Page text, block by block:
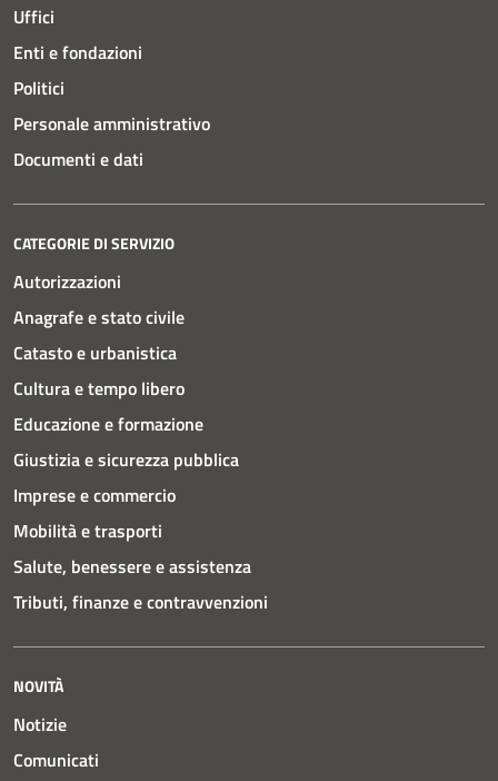
Uffici
Enti e fondazioni
Politici
Personale amministrativo
Documenti e dati
CATEGORIE DI SERVIZIO
Autorizzazioni
Anagrafe e stato civile
Catasto e urbanistica
Cultura e tempo libero
Educazione e formazione
Giustizia e sicurezza pubblica
Imprese e commercio
Mobilità e trasporti
Salute, benessere e assistenza
Tributi, finanze e contravvenzioni
NOVITÀ
Notizie
Comunicati